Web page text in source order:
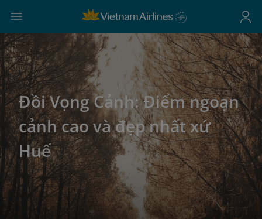
Đồi Vọng Cảnh: Điểm ngoạn
cảnh cao và đẹp nhất xứ
Huế